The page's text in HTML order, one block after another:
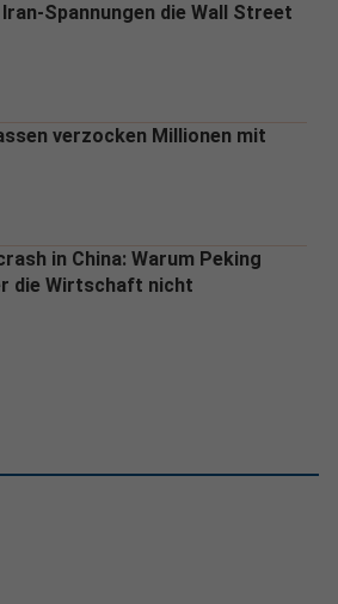
Spannungen die Wall Street
verzocken Millionen mit
in China: Warum Peking
die Wirtschaft nicht